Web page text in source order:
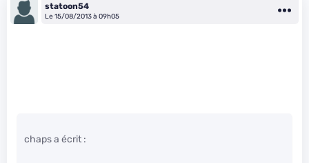
statoon54
Le 15/08/2013 à 09h05
chaps a écrit :